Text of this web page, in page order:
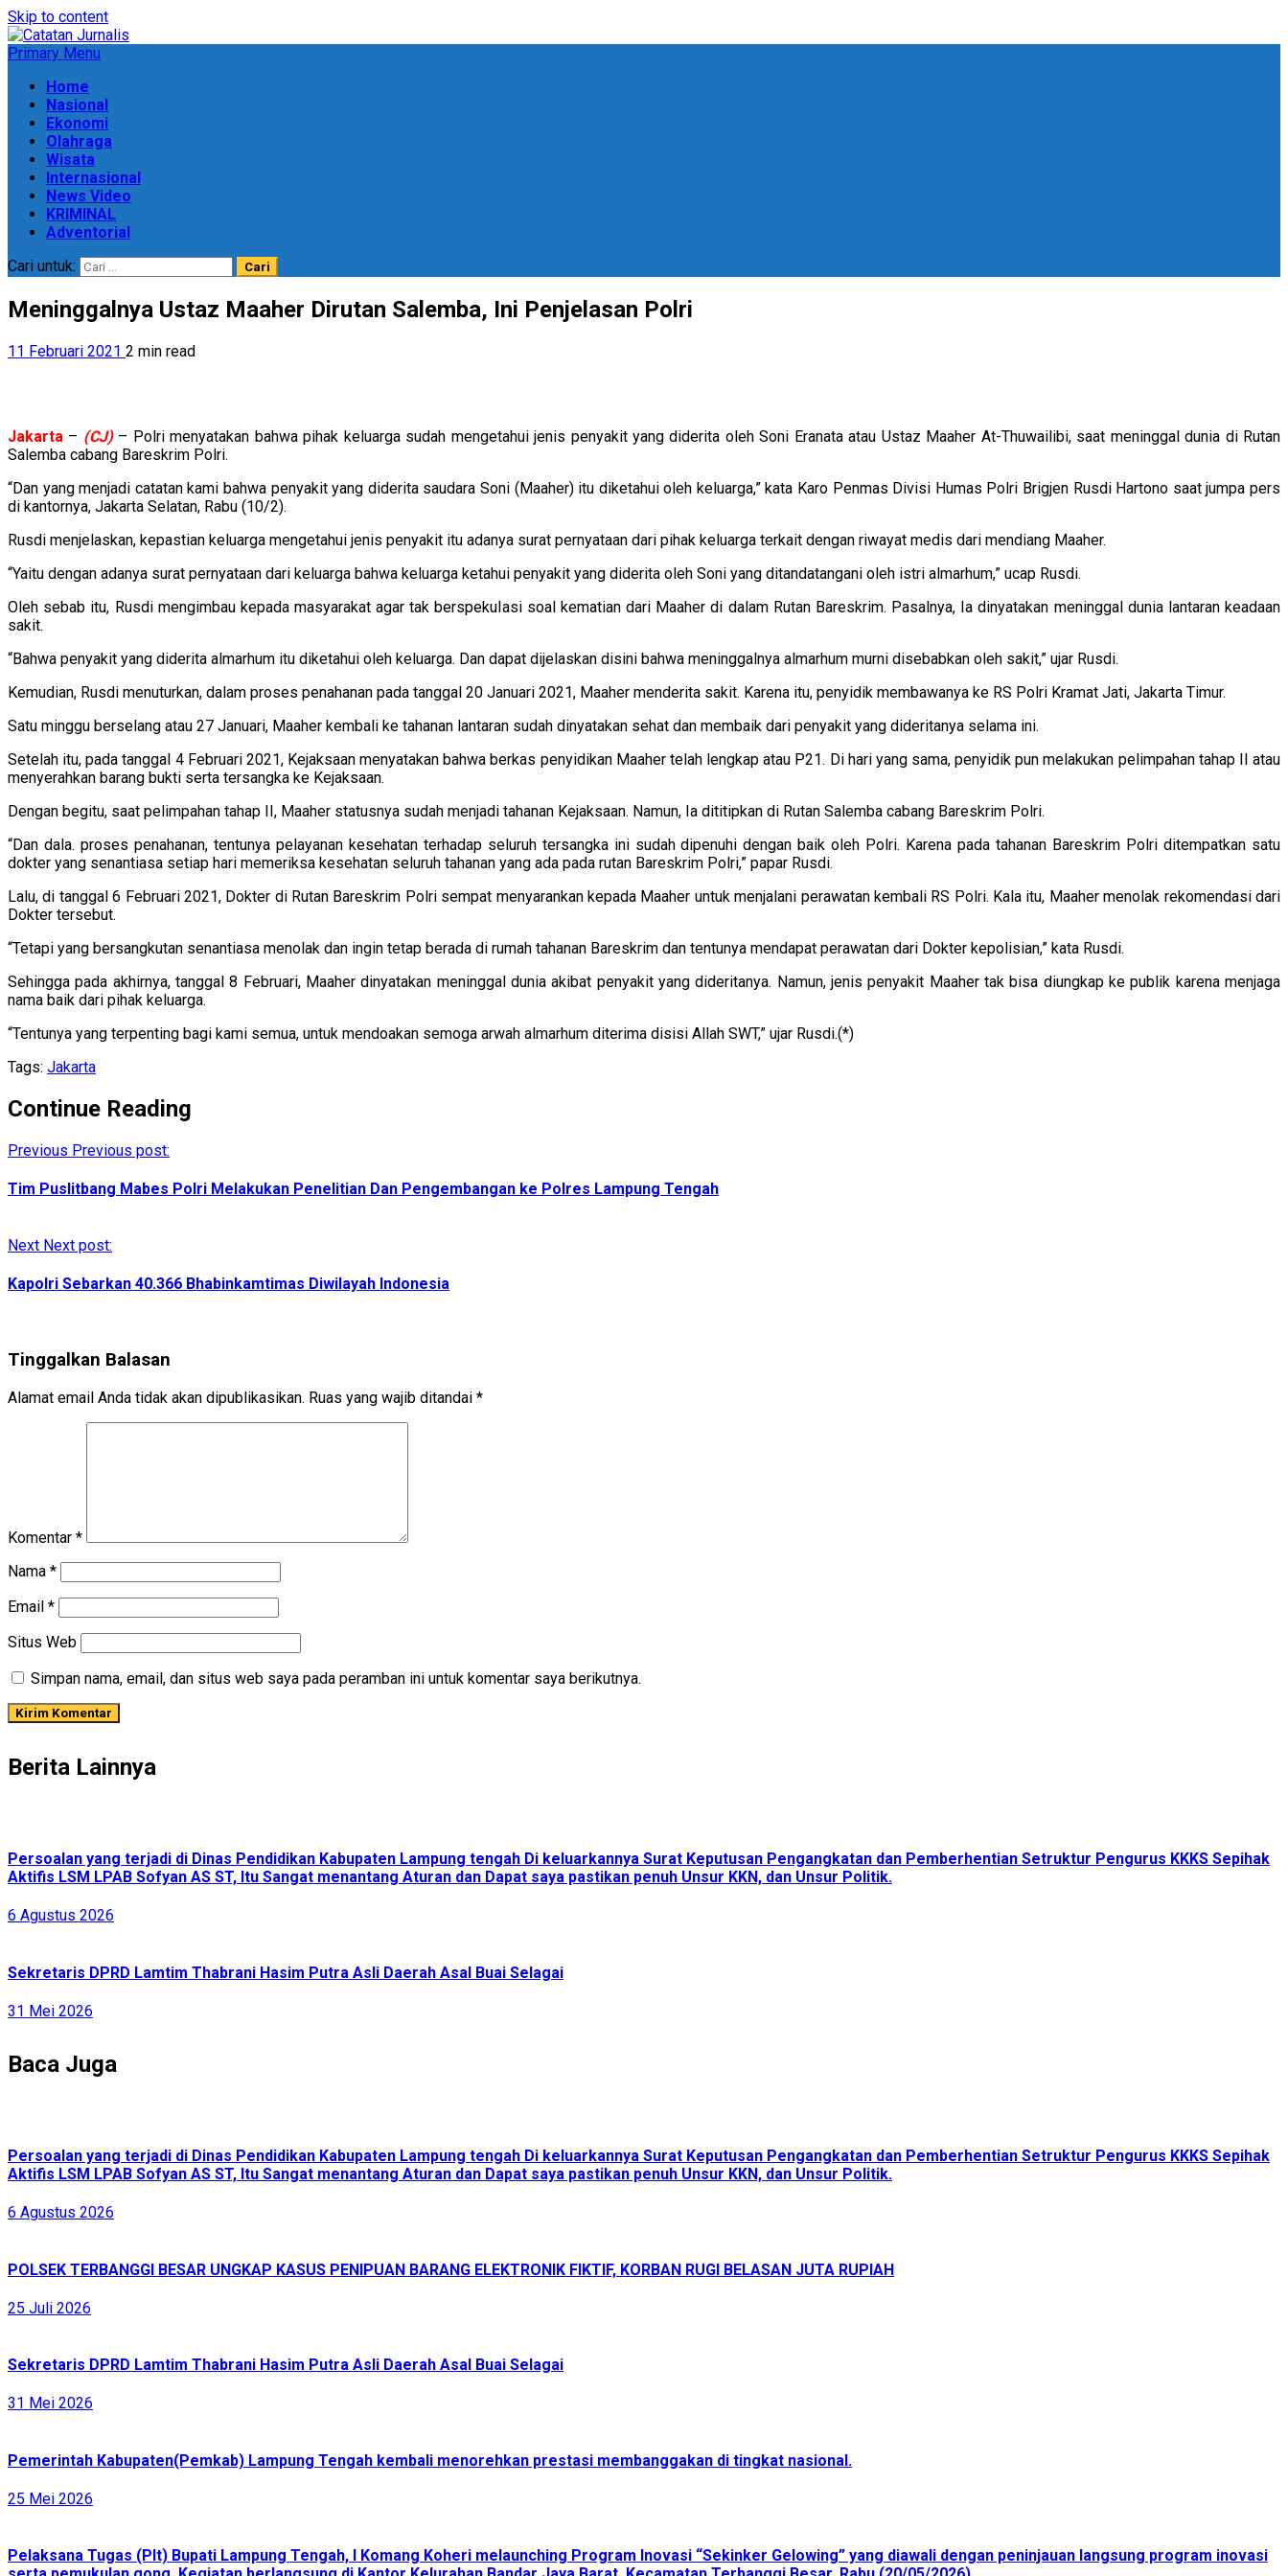
Skip to content
Primary Menu
Home
Nasional
Ekonomi
Olahraga
Wisata
Internasional
News Video
KRIMINAL
Adventorial
Cari untuk:
Meninggalnya Ustaz Maaher Dirutan Salemba, Ini Penjelasan Polri
11 Februari 2021 2 min read
Jakarta – (CJ)– Polri menyatakan bahwa pihak keluarga sudah mengetahui jenis penyakit yang diderita oleh Soni Eranata atau Ustaz Maaher At-Thuwailibi, saat meninggal dunia di Rutan
Salemba cabang Bareskrim Polri.
“Dan yang menjadi catatan kami bahwa penyakit yang diderita saudara Soni (Maaher) itu diketahui oleh keluarga,” kata Karo Penmas Divisi Humas Polri Brigjen Rusdi Hartono saat jumpa pers
di kantornya, Jakarta Selatan, Rabu (10/2).
Rusdi menjelaskan, kepastian keluarga mengetahui jenis penyakit itu adanya surat pernyataan dari pihak keluarga terkait dengan riwayat medis dari mendiang Maaher.
“Yaitu dengan adanya surat pernyataan dari keluarga bahwa keluarga ketahui penyakit yang diderita oleh Soni yang ditandatangani oleh istri almarhum,” ucap Rusdi.
Oleh sebab itu, Rusdi mengimbau kepada masyarakat agar tak berspekulasi soal kematian dari Maaher di dalam Rutan Bareskrim. Pasalnya, Ia dinyatakan meninggal dunia lantaran keadaan
sakit.
“Bahwa penyakit yang diderita almarhum itu diketahui oleh keluarga. Dan dapat dijelaskan disini bahwa meninggalnya almarhum murni disebabkan oleh sakit,” ujar Rusdi.
Kemudian, Rusdi menuturkan, dalam proses penahanan pada tanggal 20 Januari 2021, Maaher menderita sakit. Karena itu, penyidik membawanya ke RS Polri Kramat Jati, Jakarta Timur.
Satu minggu berselang atau 27 Januari, Maaher kembali ke tahanan lantaran sudah dinyatakan sehat dan membaik dari penyakit yang dideritanya selama ini.
Setelah itu, pada tanggal 4 Februari 2021, Kejaksaan menyatakan bahwa berkas penyidikan Maaher telah lengkap atau P21. Di hari yang sama, penyidik pun melakukan pelimpahan tahap II atau
menyerahkan barang bukti serta tersangka ke Kejaksaan.
Dengan begitu, saat pelimpahan tahap II, Maaher statusnya sudah menjadi tahanan Kejaksaan. Namun, Ia dititipkan di Rutan Salemba cabang Bareskrim Polri.
“Dan dala. proses penahanan, tentunya pelayanan kesehatan terhadap seluruh tersangka ini sudah dipenuhi dengan baik oleh Polri. Karena pada tahanan Bareskrim Polri ditempatkan satu
dokter yang senantiasa setiap hari memeriksa kesehatan seluruh tahanan yang ada pada rutan Bareskrim Polri,” papar Rusdi.
Lalu, di tanggal 6 Februari 2021, Dokter di Rutan Bareskrim Polri sempat menyarankan kepada Maaher untuk menjalani perawatan kembali RS Polri. Kala itu, Maaher menolak rekomendasi dari
Dokter tersebut.
“Tetapi yang bersangkutan senantiasa menolak dan ingin tetap berada di rumah tahanan Bareskrim dan tentunya mendapat perawatan dari Dokter kepolisian,” kata Rusdi.
Sehingga pada akhirnya, tanggal 8 Februari, Maaher dinyatakan meninggal dunia akibat penyakit yang dideritanya. Namun, jenis penyakit Maaher tak bisa diungkap ke publik karena menjaga
nama baik dari pihak keluarga.
“Tentunya yang terpenting bagi kami semua, untuk mendoakan semoga arwah almarhum diterima disisi Allah SWT,” ujar Rusdi.(*)
Tags: Jakarta
Continue Reading
Previous Previous post:
Tim Puslitbang Mabes Polri Melakukan Penelitian Dan Pengembangan ke Polres Lampung Tengah
Next Next post:
Kapolri Sebarkan 40.366 Bhabinkamtimas Diwilayah Indonesia
Tinggalkan Balasan
Alamat email Anda tidak akan dipublikasikan. Ruas yang wajib ditandai *
Komentar *
Nama *
Email *
Situs Web
Simpan nama, email, dan situs web saya pada peramban ini untuk komentar saya berikutnya.
Berita Lainnya
Persoalan yang terjadi di Dinas Pendidikan Kabupaten Lampung tengah Di keluarkannya Surat Keputusan Pengangkatan dan Pemberhentian Setruktur Pengurus KKKS Sepihak
Aktifis LSM LPAB Sofyan AS ST, Itu Sangat menantang Aturan dan Dapat saya pastikan penuh Unsur KKN, dan Unsur Politik.
6 Agustus 2026
Sekretaris DPRD Lamtim Thabrani Hasim Putra Asli Daerah Asal Buai Selagai
31 Mei 2026
Baca Juga
Persoalan yang terjadi di Dinas Pendidikan Kabupaten Lampung tengah Di keluarkannya Surat Keputusan Pengangkatan dan Pemberhentian Setruktur Pengurus KKKS Sepihak
Aktifis LSM LPAB Sofyan AS ST, Itu Sangat menantang Aturan dan Dapat saya pastikan penuh Unsur KKN, dan Unsur Politik.
6 Agustus 2026
POLSEK TERBANGGI BESAR UNGKAP KASUS PENIPUAN BARANG ELEKTRONIK FIKTIF, KORBAN RUGI BELASAN JUTA RUPIAH
25 Juli 2026
Sekretaris DPRD Lamtim Thabrani Hasim Putra Asli Daerah Asal Buai Selagai
31 Mei 2026
Pemerintah Kabupaten(Pemkab) Lampung Tengah kembali menorehkan prestasi membanggakan di tingkat nasional.
25 Mei 2026
Pelaksana Tugas (Plt) Bupati Lampung Tengah, I Komang Koheri melaunching Program Inovasi “Sekinker Gelowing” yang diawali dengan peninjauan langsung program inovasi